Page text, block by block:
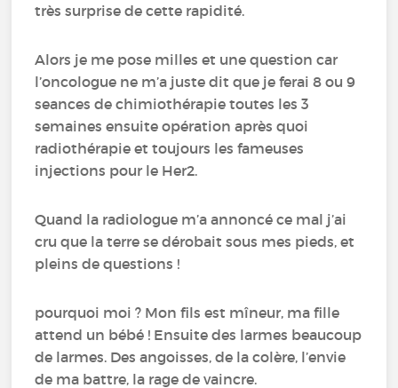
très surprise de cette rapidité.
Alors je me pose milles et une question car
l’oncologue ne m’a juste dit que je ferai 8 ou 9
seances de chimiothérapie toutes les 3
semaines ensuite opération après quoi
radiothérapie et toujours les fameuses
injections pour le Her2.
Quand la radiologue m’a annoncé ce mal j’ai
cru que la terre se dérobait sous mes pieds, et
pleins de questions !
pourquoi moi ? Mon fils est mîneur, ma fille
attend un bébé ! Ensuite des larmes beaucoup
de larmes. Des angoisses, de la colère, l’envie
de ma battre, la rage de vaincre.